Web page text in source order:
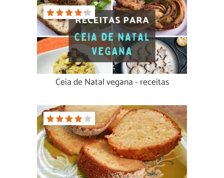
Ceia de Natal vegana - receitas